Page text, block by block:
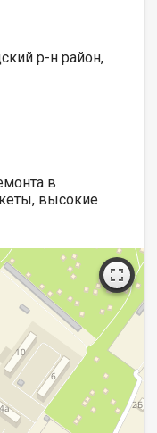
р-н район,
в
высокие